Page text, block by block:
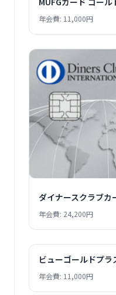
年会費: 11,000円
ダイナースクラブカ
年会費: 24,200円
ビューゴールドプラ
年会費: 11,000円